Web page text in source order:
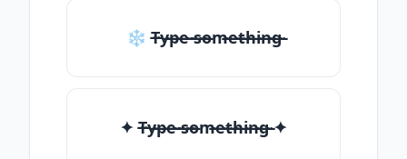
❄ T̶̴y̶̴p̶̴e̶̴ ̶̴s̶̴o̶̴m̶̴e̶̴t̶̴h̶̴i̶̴n̶̴g̶̴
✦ T̶̴y̶̴p̶̴e̶̴ ̶̴s̶̴o̶̴m̶̴e̶̴t̶̴h̶̴i̶̴n̶̴g̶̴ ✦